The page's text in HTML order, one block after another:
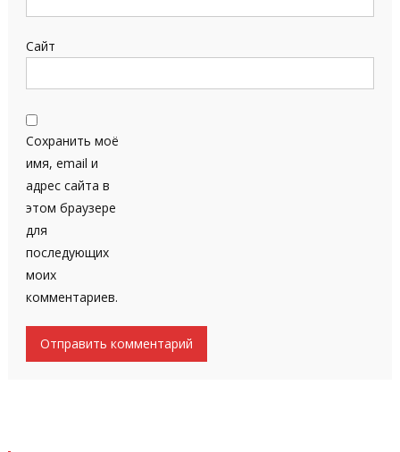
Сайт
Сохранить моё
имя, email и
адрес сайта в
этом браузере
для
последующих
моих
комментариев.